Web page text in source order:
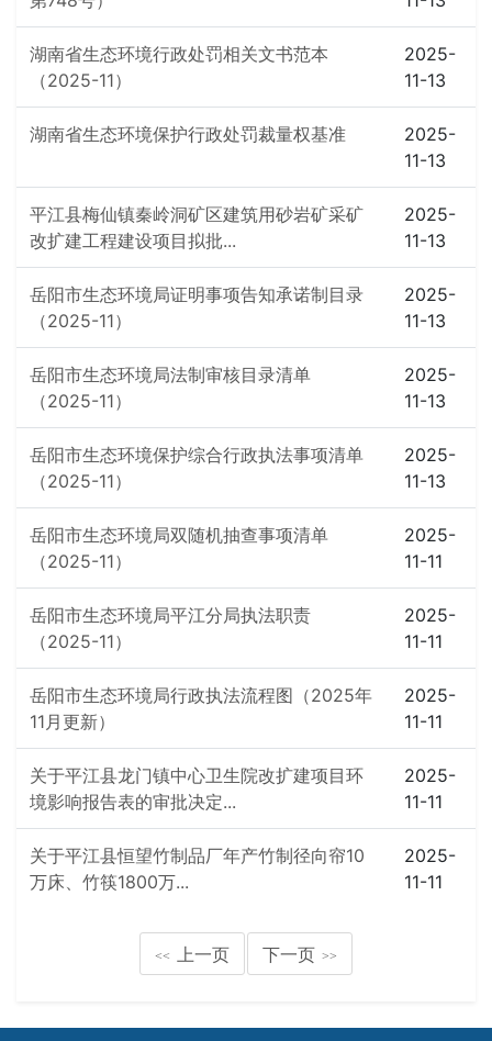
湖南省生态环境行政处罚相关文书范本
（2025-11）
2025-
11-13
湖南省生态环境保护行政处罚裁量权基准
2025-
11-13
平江县梅仙镇秦岭洞矿区建筑用砂岩矿采矿
改扩建工程建设项目拟批...
2025-
11-13
岳阳市生态环境局证明事项告知承诺制目录
（2025-11）
2025-
11-13
岳阳市生态环境局法制审核目录清单
（2025-11）
2025-
11-13
岳阳市生态环境保护综合行政执法事项清单
（2025-11）
2025-
11-13
岳阳市生态环境局双随机抽查事项清单
（2025-11）
2025-
11-11
岳阳市生态环境局平江分局执法职责
（2025-11）
2025-
11-11
岳阳市生态环境局行政执法流程图（2025年
11月更新）
2025-
11-11
关于平江县龙门镇中心卫生院改扩建项目环
境影响报告表的审批决定...
2025-
11-11
关于平江县恒望竹制品厂年产竹制径向帘10
万床、竹筷1800万...
2025-
11-11
<< 上一页 下一页 >>